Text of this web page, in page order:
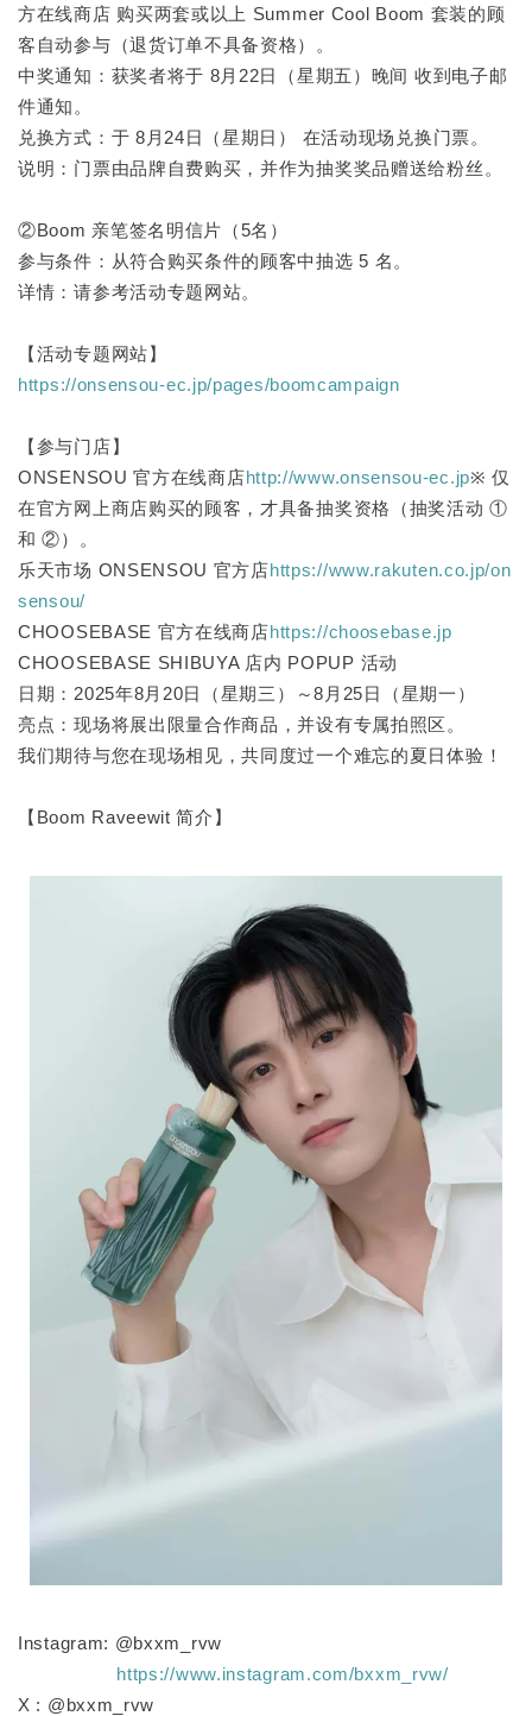
方在线商店 购买两套或以上 Summer Cool Boom 套装的顾
客自动参与（退货订单不具备资格）。
中奖通知：获奖者将于 8月22日（星期五）晚间 收到电子邮
件通知。
兑换方式：于 8月24日（星期日） 在活动现场兑换门票。
说明：门票由品牌自费购买，并作为抽奖奖品赠送给粉丝。
②Boom 亲笔签名明信片（5名）
参与条件：从符合购买条件的顾客中抽选 5 名。
详情：请参考活动专题网站。
【活动专题网站】
https://onsensou-ec.jp/pages/boomcampaign
【参与门店】
ONSENSOU 官方在线商店http://www.onsensou-ec.jp※ 仅
在官方网上商店购买的顾客，才具备抽奖资格（抽奖活动 ①
和 ②）。
乐天市场 ONSENSOU 官方店https://www.rakuten.co.jp/on
sensou/
CHOOSEBASE 官方在线商店https://choosebase.jp
CHOOSEBASE SHIBUYA 店内 POPUP 活动
日期：2025年8月20日（星期三）～8月25日（星期一）
亮点：现场将展出限量合作商品，并设有专属拍照区。
我们期待与您在现场相见，共同度过一个难忘的夏日体验！
【Boom Raveewit 简介】
Instagram: @bxxm_rvw
https://www.instagram.com/bxxm_rvw/
X : @bxxm_rvw